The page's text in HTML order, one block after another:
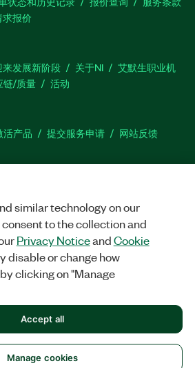
报价
发展新阶段 关于NI
艾默生职业机
链/质量 活动
活产品 提交服务申请 网站反馈
中国特定隐私声明|隐私声明
CORP. 恩艾 (中国) 仪器有限公司 版权所
沪公网安备 31011502018878号
similar technology on our
to the collection and
Privacy NoticeandCookie
disable or change how
clicking on "Manage
Manage cookies
Accept all